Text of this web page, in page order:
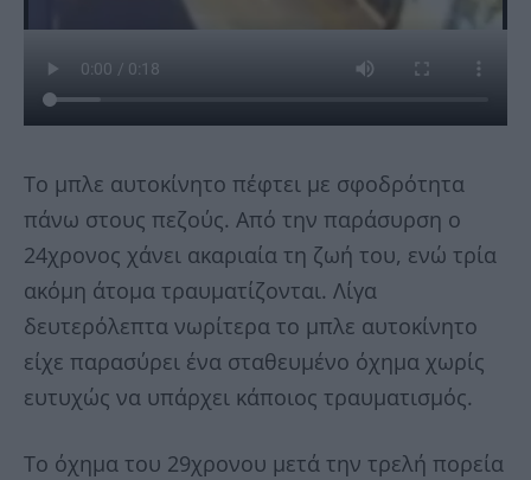
Το μπλε αυτοκίνητο πέφτει με σφοδρότητα
πάνω στους πεζούς. Από την παράσυρση ο
24χρονος χάνει ακαριαία τη ζωή του, ενώ τρία
ακόμη άτομα τραυματίζονται. Λίγα
δευτερόλεπτα νωρίτερα το μπλε αυτοκίνητο
είχε παρασύρει ένα σταθευμένο όχημα χωρίς
ευτυχώς να υπάρχει κάποιος τραυματισμός.
Το όχημα του 29χρονου μετά την τρελή πορεία